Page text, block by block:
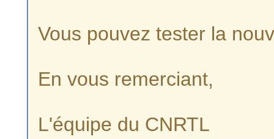
Vous pouvez tester la
En vous remerciant,
L'équipe du CNRTL